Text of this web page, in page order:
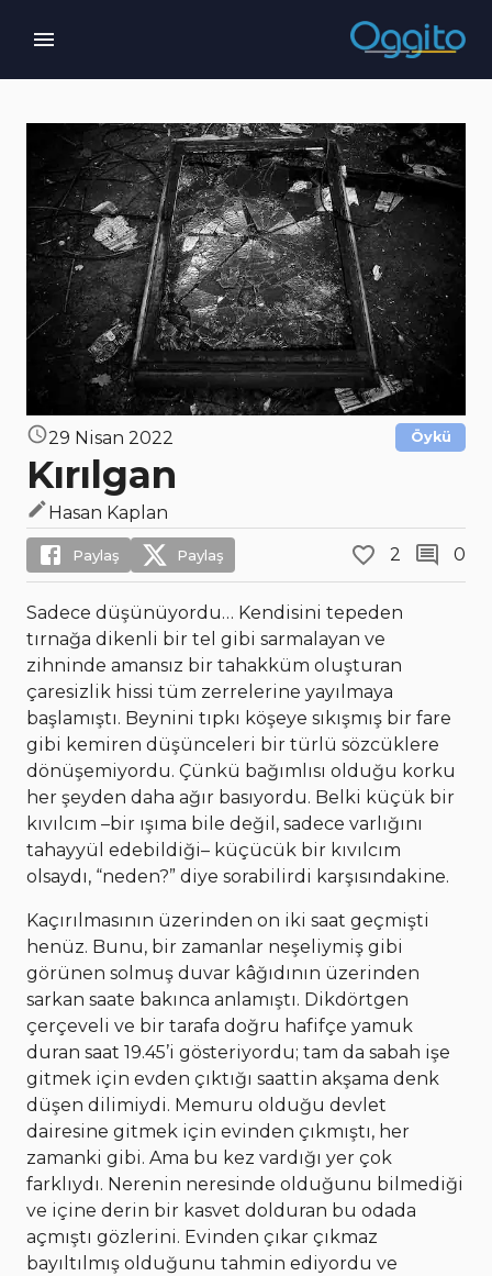
29 Nisan 2022 Öykü
Kırılgan
Hasan Kaplan
Paylaş Paylaş 2 0
Sadece düşünüyordu… Kendisini tepeden
tırnağa dikenli bir tel gibi sarmalayan ve
zihninde amansız bir tahakküm oluşturan
çaresizlik hissi tüm zerrelerine yayılmaya
başlamıştı. Beynini tıpkı köşeye sıkışmış bir fare
gibi kemiren düşünceleri bir türlü sözcüklere
dönüşemiyordu. Çünkü bağımlısı olduğu korku
her şeyden daha ağır basıyordu. Belki küçük bir
kıvılcım –bir ışıma bile değil, sadece varlığını
tahayyül edebildiği– küçücük bir kıvılcım
olsaydı, “neden?” diye sorabilirdi karşısındakine.
Kaçırılmasının üzerinden on iki saat geçmişti
henüz. Bunu, bir zamanlar neşeliymiş gibi
görünen solmuş duvar kâğıdının üzerinden
sarkan saate bakınca anlamıştı. Dikdörtgen
çerçeveli ve bir tarafa doğru hafifçe yamuk
duran saat 19.45’i gösteriyordu; tam da sabah işe
gitmek için evden çıktığı saattin akşama denk
düşen dilimiydi. Memuru olduğu devlet
dairesine gitmek için evinden çıkmıştı, her
zamanki gibi. Ama bu kez vardığı yer çok
farklıydı. Nerenin neresinde olduğunu bilmediği
ve içine derin bir kasvet dolduran bu odada
açmıştı gözlerini. Evinden çıkar çıkmaz
bayıltılmış olduğunu tahmin ediyordu ve